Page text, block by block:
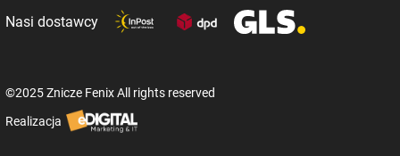
Nasi dostawcy
©2025 Znicze Fenix All rights reserved
Realizacja